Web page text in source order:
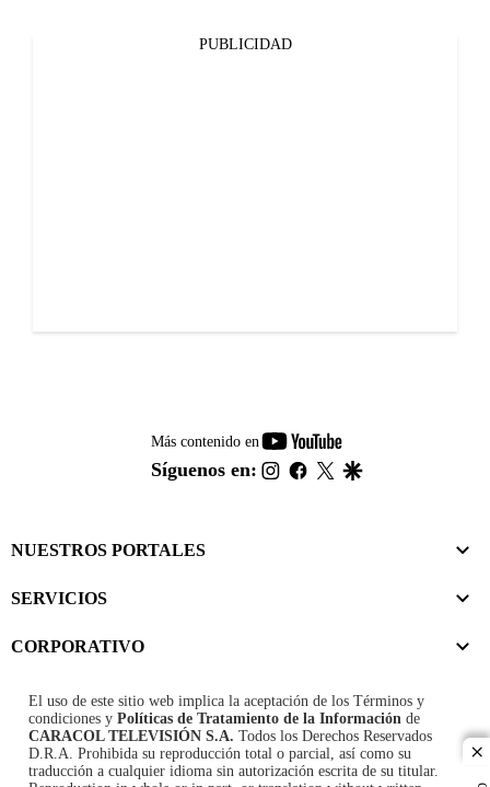
PUBLICIDAD
Más contenido en
youtube-
footer
Síguenos en: instagram
facebook
twitter
NUESTROS PORTALES
SERVICIOS
CORPORATIVO
El uso de este sitio web implica la aceptación de los Términos y
condiciones y Políticas de Tratamiento de la Información de
CARACOL TELEVISIÓN S.A. Todos los Derechos Reservados
D.R.A. Prohibida su reproducción total o parcial, así como su
traducción a cualquier idioma sin autorización escrita de su titular.